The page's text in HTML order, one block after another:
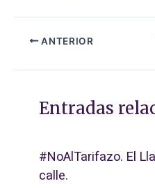
ANTERIOR
Entradas
#NoAlTarifazo. El
calle.